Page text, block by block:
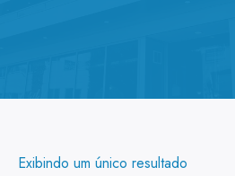
Exibindo um único resultado